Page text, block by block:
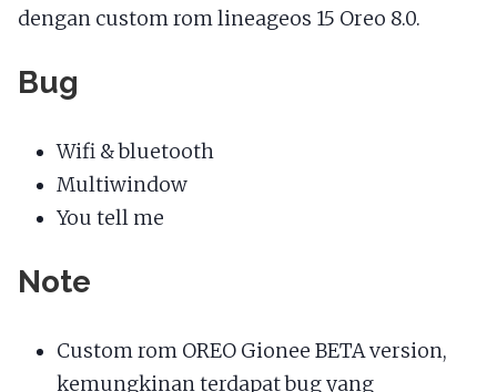
dengan custom rom lineageos 15 Oreo 8.0.
Bug
Wifi & bluetooth
Multiwindow
You tell me
Note
Custom rom OREO Gionee BETA version,
kemungkinan terdapat bug yang